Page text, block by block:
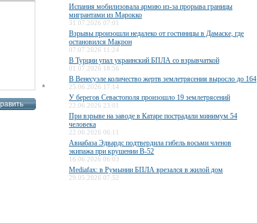
*
Испания мобилизовала армию из-за прорыва границы
мигрантами из Марокко
31.07.2026 07:01
Взрывы произошли недалеко от гостиницы в Дамаске, где
остановился Макрон
07.07.2026 11:24
В Турции упал украинский БПЛА со взрывчаткой
01.07.2026 18:56
В Венесуэле количество жертв землетрясения выросло до 164
25.06.2026 17:14
У берегов Севастополя произошло 19 землетрясений
22.06.2026 23:01
При взрыве на заводе в Катаре пострадали минимум 54
человека
22.06.2026 06:11
Авиабаза Эдвардс подтвердила гибель восьми членов
экипажа при крушении B-52
16.06.2026 06:03
Mediafax: в Румынии БПЛА врезался в жилой дом
29.05.2026 07:52